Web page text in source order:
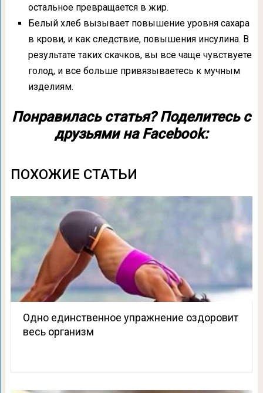
остальное превращается в жир.
Белый хлеб вызывает повышение уровня сахара
в крови, и как следствие, повышения инсулина. В
результате таких скачков, вы все чаще чувствуете
голод, и все больше привязываетесь к мучным
изделиям.
Понравилась статья? Поделитесь с
друзьями на Facebook:
ПОХОЖИЕ СТАТЬИ
Одно единственное упражнение оздоровит
весь организм